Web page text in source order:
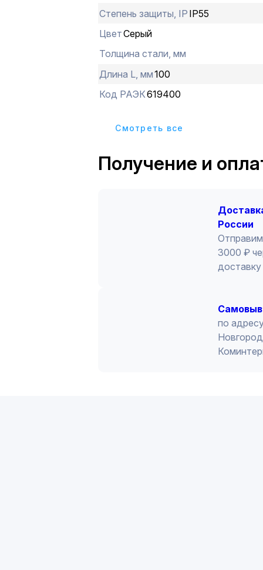
Степень защиты, IP IP55
ЦветСерый
Толщина стали, мм
Длина L, мм100
Код РАЭК619400
Cмотреть все
Получение и
России
3000 ₽
по